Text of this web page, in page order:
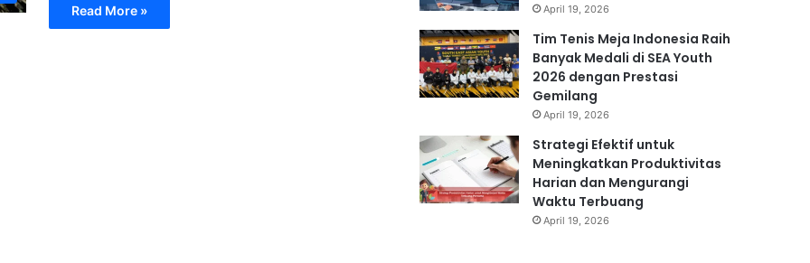
Read More » April 19, 2026
Tim Tenis Meja Indonesia Raih
Banyak Medali di SEA Youth
2026 dengan Prestasi
Gemilang
April 19, 2026
Strategi Efektif untuk
Meningkatkan Produktivitas
Harian dan Mengurangi
Waktu Terbuang
April 19, 2026